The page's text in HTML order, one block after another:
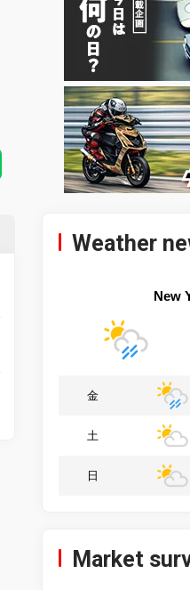
Weather
New
金
土
日
Market